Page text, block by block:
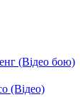
(Відео бою)
(Відео)